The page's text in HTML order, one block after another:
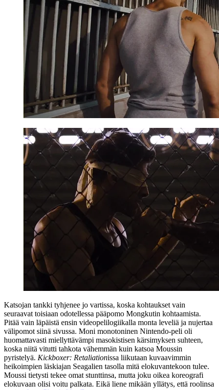
Katsojan tankki tyhjenee jo vartissa, koska kohtaukset vain
seuraavat toisiaan odotellessa pääpomo Mongkutin kohtaamista.
Pitää vain läpäistä ensin videopelilogiikalla monta leveliä ja nujertaa
välipomot siinä sivussa. Moni monotoninen Nintendo-peli oli
huomattavasti miellyttävämpi masokistisen kärsimyksen suhteen,
koska niitä vitutti tahkota vähemmän kuin katsoa Moussin
pyristelyä. Kickboxer: Retaliationissa liikutaan kuvaavimmin
heikoimpien läskiajan Seagalien tasolla mitä elokuvantekoon tulee.
Moussi tietysti tekee omat stunttinsa, mutta joku oikea koreografi
elokuvaan olisi voitu palkata. Eikä liene mikään yllätys, että roolinsa